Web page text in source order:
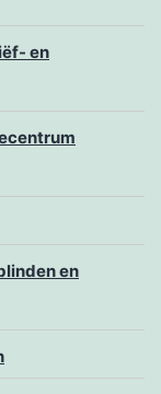
en
en